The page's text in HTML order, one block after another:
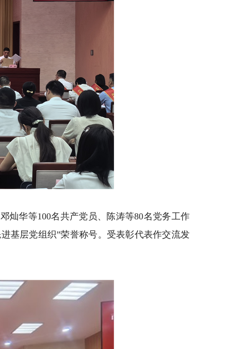
华等100名共产党员、陈涛等80名党务工作
基层党组织”荣誉称号。受表彰代表作交流发